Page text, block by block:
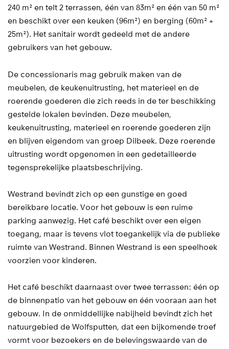
240 m² en telt 2 terrassen, één van 83m² en één van 50 m²
en beschikt over een keuken (96m²) en berging (60m² +
25m²). Het sanitair wordt gedeeld met de andere
gebruikers van het gebouw.
De concessionaris mag gebruik maken van de
meubelen, de keukenuitrusting, het materieel en de
roerende goederen die zich reeds in de ter beschikking
gestelde lokalen bevinden. Deze meubelen,
keukenuitrusting, materieel en roerende goederen zijn
en blijven eigendom van groep Dilbeek. Deze roerende
uitrusting wordt opgenomen in een gedetailleerde
tegensprekelijke plaatsbeschrijving.
Westrand bevindt zich op een gunstige en goed
bereikbare locatie. Voor het gebouw is een ruime
parking aanwezig. Het café beschikt over een eigen
toegang, maar is tevens vlot toegankelijk via de publieke
ruimte van Westrand. Binnen Westrand is een speelhoek
voorzien voor kinderen.
Het café beschikt daarnaast over twee terrassen: één op
de binnenpatio van het gebouw en één vooraan aan het
gebouw. In de onmiddellijke nabijheid bevindt zich het
natuurgebied de Wolfsputten, dat een bijkomende troef
vormt voor bezoekers en de belevingswaarde van de